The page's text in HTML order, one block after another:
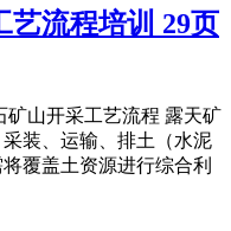
艺流程培训 29页
矿山开采工艺流程 露天矿
装、运输、排土（水泥
覆盖土资源进行综合利